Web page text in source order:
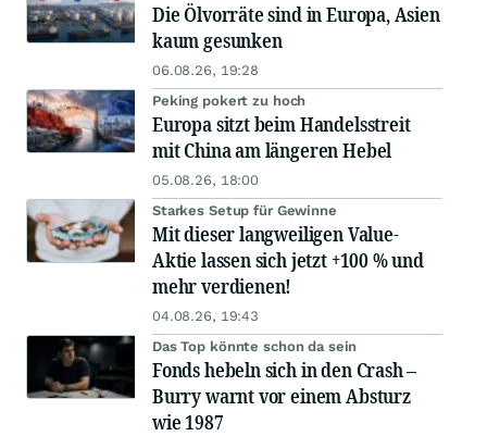
Die Ölvorräte sind in Europa, Asien
kaum gesunken
06.08.26, 19:28
Peking pokert zu hoch
Europa sitzt beim Handelsstreit
mit China am längeren Hebel
05.08.26, 18:00
Starkes Setup für Gewinne
Mit dieser langweiligen Value-
Aktie lassen sich jetzt +100 % und
mehr verdienen!
04.08.26, 19:43
Das Top könnte schon da sein
Fonds hebeln sich in den Crash –
Burry warnt vor einem Absturz
wie 1987